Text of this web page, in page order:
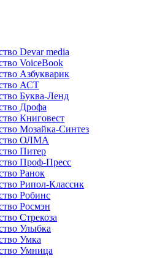
Devar media
VoiceBook
Азбукварик
АСТ
Буква-Ленд
Дрофа
Книговест
Мозайка-Синтез
ОЛМА
Питер
Проф-Пресс
Ранок
Рипол-Классик
Робинс
Росмэн
Стрекоза
Улыбка
Умка
Умница